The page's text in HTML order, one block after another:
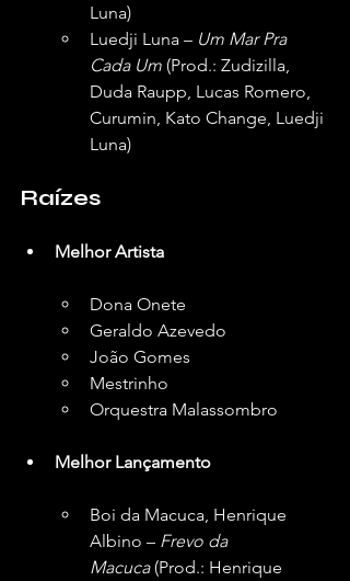
Luna)
Luedji Luna – Um Mar Pra
Cada Um (Prod.: Zudizilla,
Duda Raupp, Lucas Romero,
Curumin, Kato Change, Luedji
Luna)
Raízes
Melhor Artista
Dona Onete
Geraldo Azevedo
João Gomes
Mestrinho
Orquestra Malassombro
Melhor Lançamento
Boi da Macuca, Henrique
Albino – Frevo da
Macuca (Prod.: Henrique